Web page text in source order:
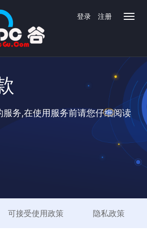
登录 注册
服务,在使用服务前请您仔细阅读
可接受使用政策 隐私政策